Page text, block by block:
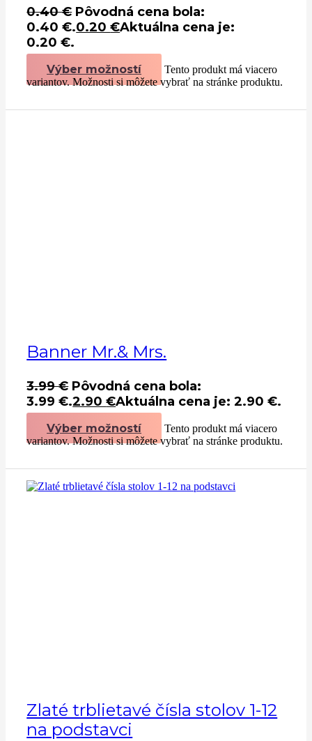
0.40€ Pôvodná cena bola:
0.40 €.0.20€Aktuálna cena je:
0.20 €.
Výber možností
Tento produkt má viacero
variantov. Možnosti si môžete vybrať na stránke produktu.
Banner Mr.& Mrs.
3.99€ Pôvodná cena bola:
3.99 €.2.90€Aktuálna cena je: 2.90 €.
Výber možností
Tento produkt má viacero
variantov. Možnosti si môžete vybrať na stránke produktu.
Zlaté trblietavé čísla stolov 1-12
na podstavci